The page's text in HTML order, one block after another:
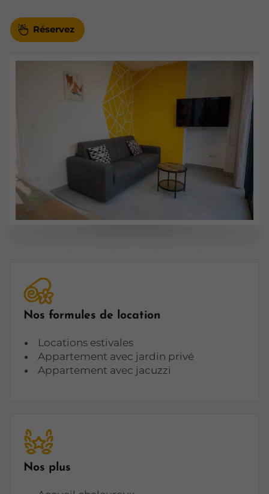
Réservez
Nos formules de location
Locations estivales
Appartement avec jardin privé
Appartement avec jacuzzi
Nos plus